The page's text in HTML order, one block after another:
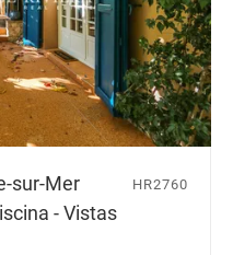
sur-Mer
- Vistas
HR2760